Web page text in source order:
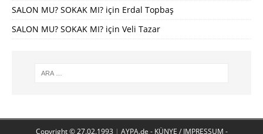
SALON MU? SOKAK MI? için Erdal Topbaş
SALON MU? SOKAK MI? için Veli Tazar
Copyright © 27.02.1993 | AYPA.de - KÜNYE / IMPRESSUM -